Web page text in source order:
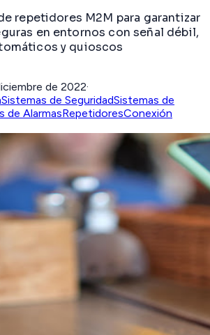
repetidores M2M para garantizar
en entornos con señal débil,
y quioscos
de 2022·
Sistemas de SeguridadSistemas de
de AlarmasRepetidoresConexión